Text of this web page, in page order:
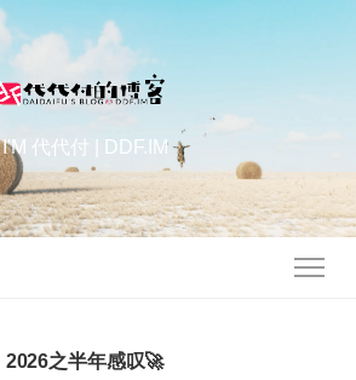
I'M 代代付 | DDF.IM
2026之半年感叹🚀